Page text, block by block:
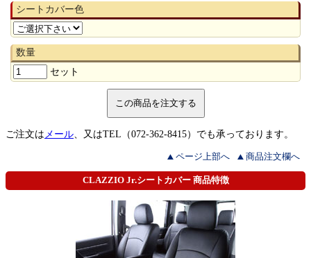
シートカバー色
数量
セット
ご注文は メール 、又はTEL（072-362-8415）でも承っております。
ページ上部へ 商品注文欄へ
CLAZZIO Jr.シートカバー 商品特徴